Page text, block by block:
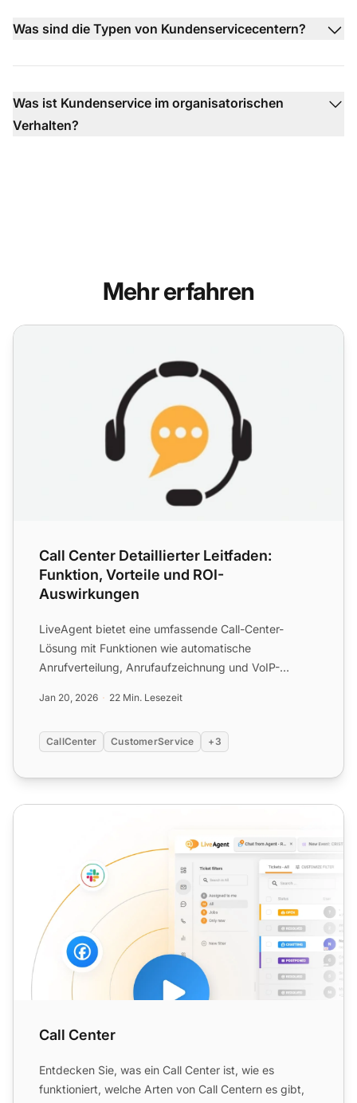
Was sind die Typen von Kundenservicecentern?
Was ist Kundenservice im organisatorischen
Verhalten?
Mehr erfahren
Call Center Detaillierter Leitfaden: Funktion, Vorteile und
Call Center Detaillierter Leitfaden:
Funktion, Vorteile und ROI-
Auswirkungen
LiveAgent bietet eine umfassende Call-Center-
Lösung mit Funktionen wie automatische
Anrufverteilung, Anrufaufzeichnung und VoIP-
Jan 20, 2026 22 Min. Lesezeit
CallCenter CustomerService +3
Call Center
Call Center
Entdecken Sie, was ein Call Center ist, wie es
funktioniert, welche Arten von Call Centern es gibt,